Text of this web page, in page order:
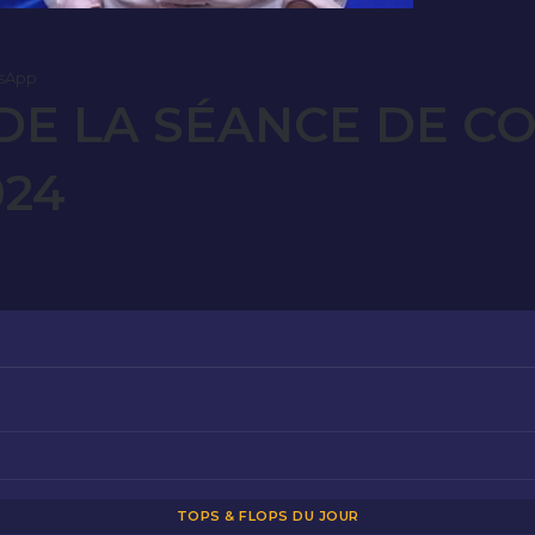
LA SÉANCE DE
TOPS & FLOPS DU JOUR